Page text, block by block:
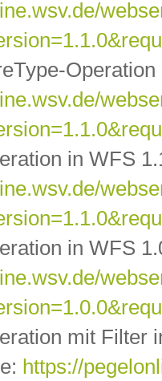
in WFS
in WFS
mit Filter
https://